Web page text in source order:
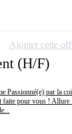
(H/F)
Passionné(e) par la
faite pour vous ! Allure
Ajouter cette